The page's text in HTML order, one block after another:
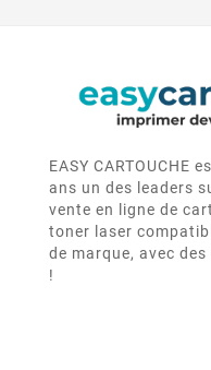
EASY CARTOUCHE
ans un des leaders
vente en ligne de
toner laser
de marque, avec
!